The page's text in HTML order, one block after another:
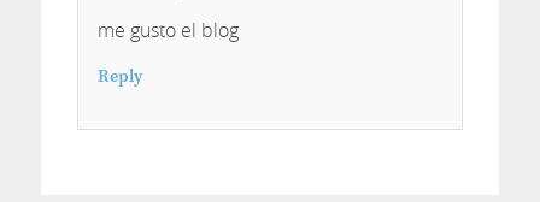
me gusto el blog
Reply